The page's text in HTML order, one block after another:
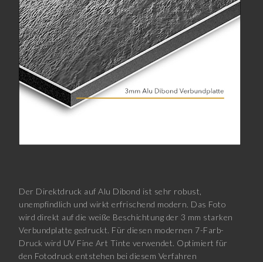
Der Direktdruck auf Alu Dibond ist sehr robust,
unempfindlich und wirkt erfrischend modern. Das Foto
wird direkt auf die weiße Beschichtung der 3 mm starken
Verbundplatte gedruckt. Für diesen modernen 7-Farb-
Druck wird UV Fine Art Tinte verwendet. Optimiert für
den Fotodruck entstehen bei diesem Verfahren